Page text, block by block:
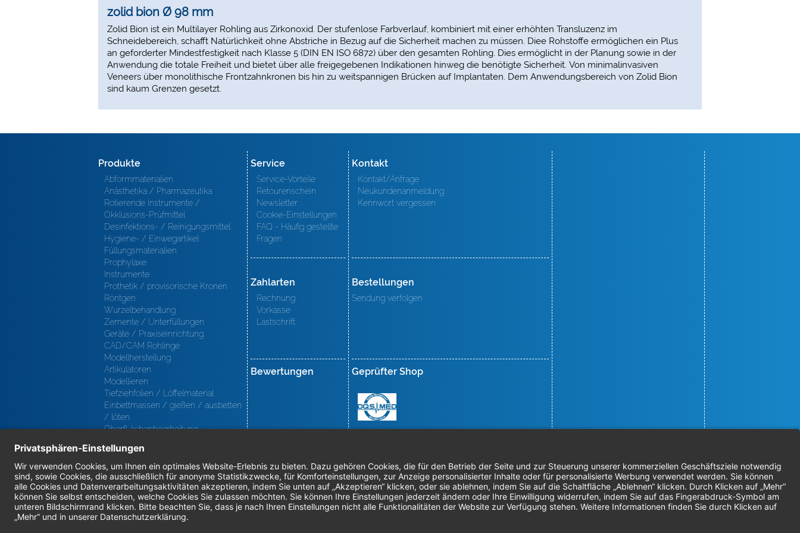
zolid bion Ø 98 mm
Zolid Bion ist ein Multilayer Rohling aus Zirkonoxid. Der stufenlose Farbverlauf, kombiniert mit einer erhöhten Transluzenz im
Schneidebereich, schafft Natürlichkeit ohne Abstriche in Bezug auf die Sicherheit machen zu müssen. Diee Rohstoffe ermöglichen ein Plus
an geforderter Mindestfestigkeit nach Klasse 5 (DIN EN ISO 6872) über den gesamten Rohling. Dies ermöglicht in der Planung sowie in der
Anwendung die totale Freiheit und bietet über alle freigegebenen Indikationen hinweg die benötigte Sicherheit. Von minimalinvasiven
Veneers über monolithische Frontzahnkronen bis hin zu weitspannigen Brücken auf Implantaten. Dem Anwendungsbereich von Zolid Bion
sind kaum Grenzen gesetzt.
Produkte
Abformmaterialien
Anästhetika / Pharmazeutika
Rotierende Instrumente /
Okklusions-Prüfmittel
Desinfektions- / Reinigungsmittel
Hygiene- / Einwegartikel
Füllungsmaterialien
Prophylaxe
Instrumente
Prothetik / provisorische Kronen
Röntgen
Wurzelbehandlung
Zemente / Unterfüllungen
Geräte / Praxiseinrichtung
CAD/CAM Rohlinge
Modellherstellung
Artikulatoren
Modellieren
Tiefziehfolien / Löffelmaterial
Einbettmassen / gießen / ausbetten
/ löten
Oberfl ächenbearbeitung
Verblendmaterialien
Instrumente
Kieferorthopädie / Klammerdrähte
Verschiedenes (Labor)
Service
Service-Vorteile
Retourenschein
Newsletter
Cookie-Einstellungen
FAQ - Häufig gestellte
Fragen
Zahlarten
Rechnung
Vorkasse
Lastschrift
Bewertungen
Kontakt
Kontakt/Anfrage
Neukundenanmeldung
Kennwort vergessen
Bestellungen
Sendung verfolgen
Geprüfter Shop
© 2026 Nordenta Handelsgesellschaft
mbH | Alle Rechte vorbehalten
* Alle Preise zzgl. gesetzlicher